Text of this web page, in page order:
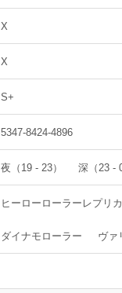
X
X
S+
5347-8424-4896
夜（19 - 23） 深（23 -
ヒーローローラーレプリカ
ダイナモローラー ヴァ